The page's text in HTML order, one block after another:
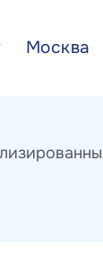
Москва